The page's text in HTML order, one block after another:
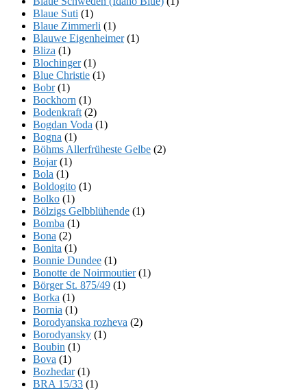
Blaue Suti (1)
Blaue Zimmerli (1)
Blauwe Eigenheimer(1)
Bliza (1)
Blochinger(1)
Blue Christie (1)
Bobr(1)
Bockhorn (1)
Bodenkraft (2)
Bogdan Voda (1)
Bogna (1)
Böhms Allerfrüheste Gelbe (2)
Bojar(1)
Bola (1)
Boldogito (1)
Bolko (1)
Bölzigs Gelbblühende (1)
Bomba (1)
Bona (2)
Bonita (1)
Bonnie Dundee (1)
Bonotte de Noirmoutier(1)
Börger St. 875/49 (1)
Borka (1)
Bornia (1)
Borodyanska rozheva (2)
Borodyansky (1)
Boubin (1)
Bova (1)
Bozhedar(1)
BRA 15/33 (1)